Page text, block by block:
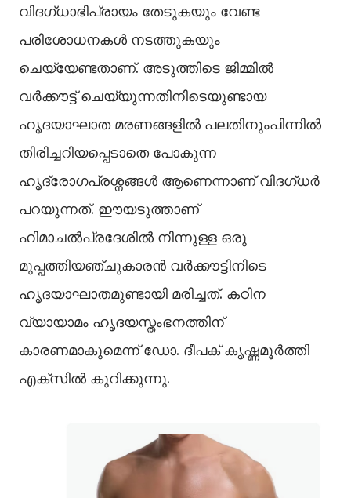
വിദഗ്ധാഭിപ്രായം തേടുകയും വേണ്ട
പരിശോധനകള്‍ നടത്തുകയും
ചെയ്യേണ്ടതാണ്. അടുത്തിടെ ജിമ്മില്‍
വർക്കൗട്ട് ചെയ്യുന്നതിനിടെയുണ്ടായ
ഹൃദയാഘാത മരണങ്ങളില്‍ പലതിനുംപിന്നില്‍
തിരിച്ചറിയപ്പെടാതെ പോകുന്ന
ഹൃദ്രോഗപ്രശ്നങ്ങള്‍ ആണെന്നാണ് വിദഗ്ധർ
പറയുന്നത്. ഈയടുത്താണ്
ഹിമാചല്‍പ്രദേശില്‍ നിന്നുള്ള ഒരു
മുപ്പത്തിയഞ്ചുകാരൻ വർക്കൗട്ടിനിടെ
ഹൃദയാഘാതമുണ്ടായി മരിച്ചത്. കഠിന
വ്യായാമം ഹൃദയസ്തംഭനത്തിന്
കാരണമാകുമെന്ന് ഡോ. ദീപക് കൃഷ്ണമൂർത്തി
എക്സില്‍ കുറിക്കുന്നു.